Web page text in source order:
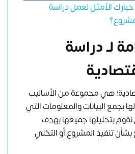
خيارك الأمثل لعمل دراسة
لـ دراسة
هي مجموعة من الأساليب
بجمع البيانات والمعلومات التي
بتحليلها جميعها بهدف
تنفيذ المشروع أو التخلي